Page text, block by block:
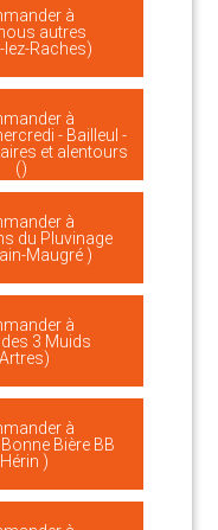
à
autres
lez-Raches)
à
- Bailleul -
et alentours
()
à
du Pluvinage
Maugré )
à
3 Muids
à
Bière BB
)